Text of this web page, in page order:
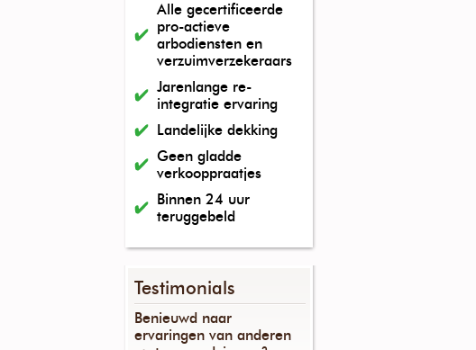
Alle gecertificeerde
pro-actieve
arbodiensten en
verzuimverzekeraars
Jarenlange re-
integratie ervaring
Landelijke dekking
Geen gladde
verkooppraatjes
Binnen 24 uur
teruggebeld
Testimonials
Benieuwd naar
ervaringen van anderen